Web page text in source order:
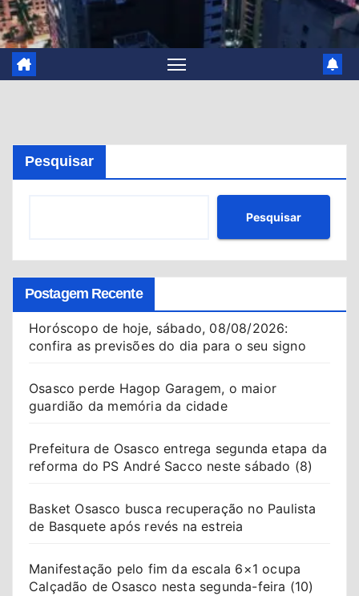
Pesquisar
Pesquisar
Postagem Recente
Horóscopo de hoje, sábado, 08/08/2026:
confira as previsões do dia para o seu signo
Osasco perde Hagop Garagem, o maior
guardião da memória da cidade
Prefeitura de Osasco entrega segunda etapa da
reforma do PS André Sacco neste sábado (8)
Basket Osasco busca recuperação no Paulista
de Basquete após revés na estreia
Manifestação pelo fim da escala 6×1 ocupa
Calçadão de Osasco nesta segunda-feira (10)